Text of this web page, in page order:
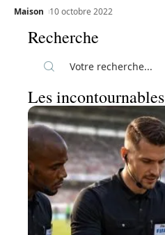
Maison 10 octobre 2022
Recherche
Les incontournables